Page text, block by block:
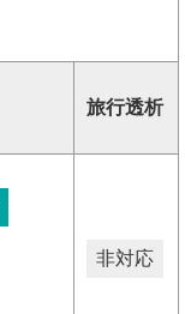
旅行透析
非対応